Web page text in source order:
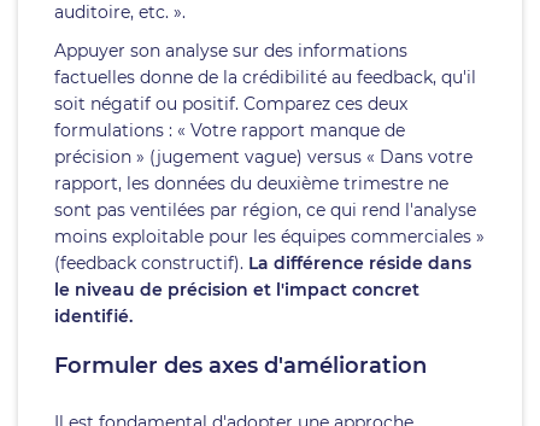
auditoire, etc. ».
Appuyer son analyse sur des informations
factuelles donne de la crédibilité au feedback, qu'il
soit négatif ou positif. Comparez ces deux
formulations : « Votre rapport manque de
précision » (jugement vague) versus « Dans votre
rapport, les données du deuxième trimestre ne
sont pas ventilées par région, ce qui rend l'analyse
moins exploitable pour les équipes commerciales »
(feedback constructif). La différence réside dans
le niveau de précision et l'impact concret
identifié.
Formuler des axes d'amélioration